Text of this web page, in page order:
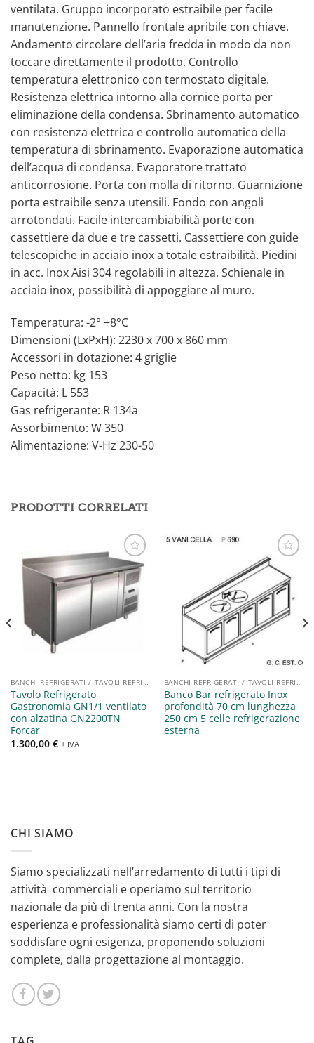
ventilata. Gruppo incorporato estraibile per facile
manutenzione. Pannello frontale apribile con chiave.
Andamento circolare dell’aria fredda in modo da non
toccare direttamente il prodotto. Controllo
temperatura elettronico con termostato digitale.
Resistenza elettrica intorno alla cornice porta per
eliminazione della condensa. Sbrinamento automatico
con resistenza elettrica e controllo automatico della
temperatura di sbrinamento. Evaporazione automatica
dell’acqua di condensa. Evaporatore trattato
anticorrosione. Porta con molla di ritorno. Guarnizione
porta estraibile senza utensili. Fondo con angoli
arrotondati. Facile intercambiabilità porte con
cassettiere da due e tre cassetti. Cassettiere con guide
telescopiche in acciaio inox a totale estraibilità. Piedini
in acc. Inox Aisi 304 regolabili in altezza. Schienale in
acciaio inox, possibilità di appoggiare al muro.
Temperatura: -2° +8°C
Dimensioni (LxPxH): 2230 x 700 x 860 mm
Accessori in dotazione: 4 griglie
Peso netto: kg 153
Capacità: L 553
Gas refrigerante: R 134a
Assorbimento: W 350
Alimentazione: V-Hz 230-50
PRODOTTI CORRELATI
Aggiungi
alla lista
dei
desideri
BANCHI REFRIGERATI / TAVOLI REFRIGERATI / SALADETTE
Tavolo Refrigerato
Gastronomia GN1/1 ventilato
con alzatina GN2200TN
Forcar
1.300,00 € + IVA
Aggiungi
alla lista
dei
desideri
BANCHI REFRIGERATI / TAVOLI REFRIGERATI / SALADETTE
Banco Bar refrigerato Inox
profondità 70 cm lunghezza
250 cm 5 celle refrigerazione
esterna
CHI SIAMO
Siamo specializzati nell’arredamento di tutti i tipi di
attività commerciali e operiamo sul territorio
nazionale da più di trenta anni. Con la nostra
esperienza e professionalità siamo certi di poter
soddisfare ogni esigenza, proponendo soluzioni
complete, dalla progettazione al montaggio.